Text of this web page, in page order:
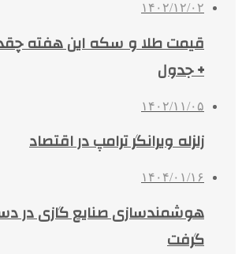
۱۴۰۲/۱۲/۰۲
قیمت طلا و سکه این هفته
+ جدول
۱۴۰۲/۱۱/۰۵
زلزله ویرانگر ترامپ در اقتصاد
۱۴۰۴/۰۱/۱۶
هوشمندسازی صنایع گازی در
گرفت